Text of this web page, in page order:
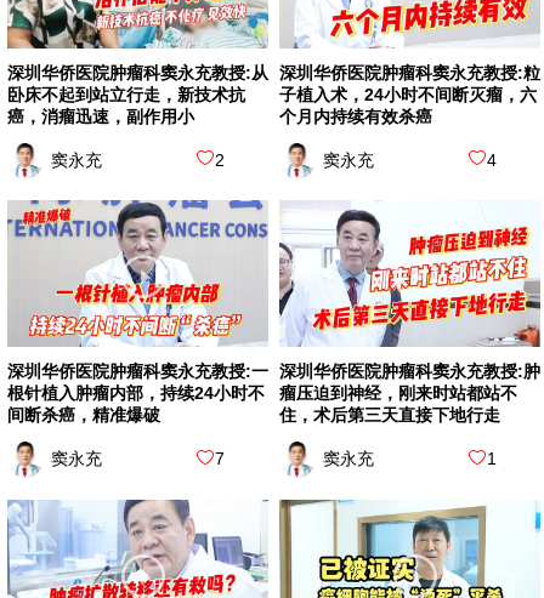
深圳华侨医院肿瘤科窦永充教授:从
卧床不起到站立行走，新技术抗
癌，消瘤迅速，副作用小
窦永充 2
深圳华侨医院肿瘤科窦永充教授:一
根针植入肿瘤内部，持续24小时不
间断杀癌，精准爆破
窦永充 7
深圳华侨医院肿瘤科窦永充教授:粒
子植入术，24小时不间断灭瘤，六
个月内持续有效杀癌
窦永充 4
深圳华侨医院肿瘤科窦永充教授:肿
瘤压迫到神经，刚来时站都站不
住，术后第三天直接下地行走
窦永充 1